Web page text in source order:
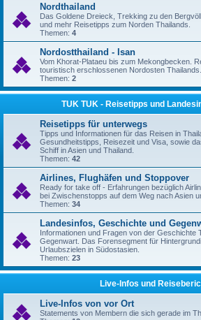
Nordthailand
Das Goldene Dreieck, Trekking zu den
und mehr Reisetipps zum Norden Thailands.
Themen: 4
Nordostthailand - Isan
Vom Khorat-Plataeu bis zum Mekongbecken.
touristisch erschlossenen Nordosten Thailands.
Themen: 2
TUK TUK - Reisetipps und
Reisetipps für unterwegs
Tipps und Informationen für das Reisen in
Gesundheitstipps, Reisezeit und Visa, sowie
Schiff in Asien und Thailand.
Themen: 42
Airlines, Flughäfen und Stoppover
Ready for take off - Erfahrungen bezüglich
bei Zwischenstopps auf dem Weg nach Asien
Themen: 34
Landesinfos, Geschichte und
Informationen und Fragen von der Geschichte
Gegenwart. Das Forensegment für
Urlaubszielen in Südostasien.
Themen: 23
Live-Infos und
Live-Infos von vor Ort
Statements von Membern die sich gerade im